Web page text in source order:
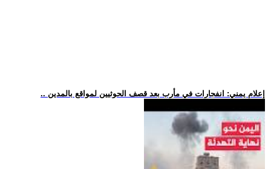
.. إعلام يمني: انفجارات في مأرب بعد قصف الحوثيين لمواقع بالمدين